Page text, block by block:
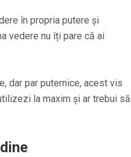
în propria putere și
vedere nu îți pare că ai
dar par puternice, acest vis
la maxim și ar trebui să